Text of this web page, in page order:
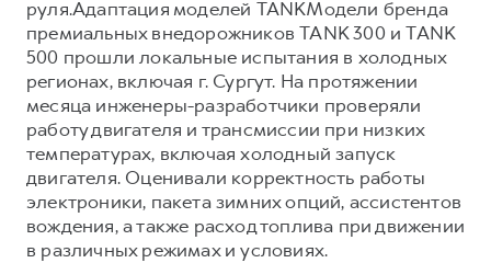
руля.Адаптация моделей TANKМодели бренда
премиальных внедорожников TANK 300 и TANK
500 прошли локальные испытания в холодных
регионах, включая г. Сургут. На протяжении
месяца инженеры-разработчики проверяли
работу двигателя и трансмиссии при низких
температурах, включая холодный запуск
двигателя. Оценивали корректность работы
электроники, пакета зимних опций, ассистентов
вождения, а также расход топлива при движении
в различных режимах и условиях.